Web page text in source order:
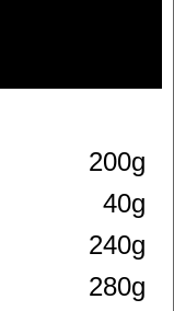
200g
40g
240g
280g